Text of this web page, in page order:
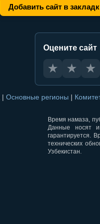
Добавить сайт в
Оцените сайт
★ ★ ★
| Основные регионы |
Время намаза,
Данные носят
гарантируется.
технических
Узбекистан.